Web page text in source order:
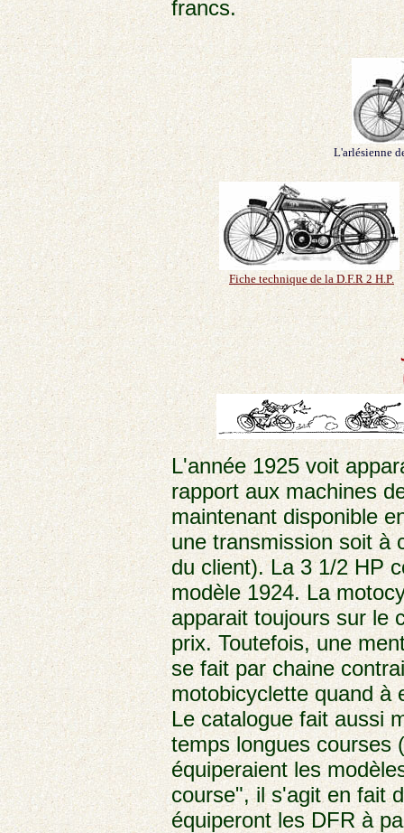
francs.
L'arlésienne
Fiche technique de la D.F.R 2 H.P.
L'année 1925 voit
rapport aux machines
maintenant disponible
une transmission soit à
du client). La 3 1/2 HP
modèle 1924. La
apparait toujours sur le
prix. Toutefois, une
se fait par chaine
motobicyclette quand à
Le catalogue fait aussi
temps longues courses
équiperaient les
course", il s'agit en fait
équiperont les DFR à